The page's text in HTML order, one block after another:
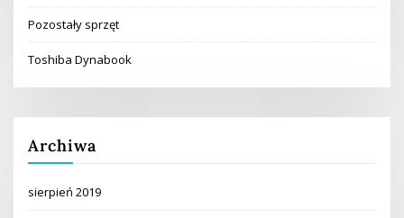
Pozostały sprzęt
Toshiba Dynabook
Archiwa
sierpień 2019